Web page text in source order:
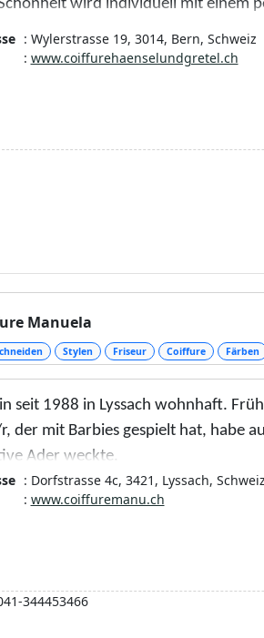
wird individuell mit einem
Farben, trendige Haarschnitte,
: Wylerstrasse 19, 3014, Bern, Schweiz
: www.coiffurehaenselundgretel.ch
Manuela
Stylen Friseur Coiffure Färben
seit 1988 in Lyssach wohnhaft.
der mit Barbies gespielt hat, habe
Ader weckte.
der Schulzeit absolvierte ich die
welche ihre
Dorf-Coiffeuse. Das ist nun bereits
: Dorfstrasse 4c, 3421, Lyssach, Schweiz
: www.coiffuremanu.ch
344453466